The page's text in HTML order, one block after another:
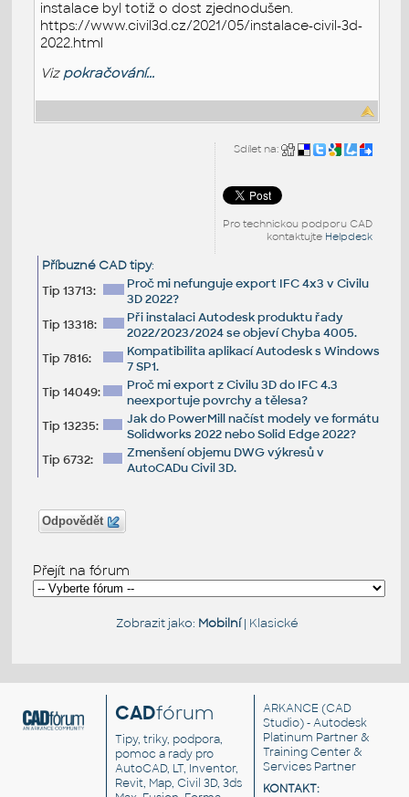
instalace byl totiž o dost zjednodušen.
https://www.civil3d.cz/2021/05/instalace-civil-3d-
2022.html
Viz pokračování...
Sdílet na:
Pro technickou podporu CAD
kontaktujte Helpdesk
Příbuzné CAD tipy:
Tip 13713:
Proč mi nefunguje export IFC 4x3 v Civilu
3D 2022?
Tip 13318:
Při instalaci Autodesk produktu řady
2022/2023/2024 se objeví Chyba 4005.
Tip 7816:
Kompatibilita aplikací Autodesk s Windows
7 SP1.
Tip 14049:
Proč mi export z Civilu 3D do IFC 4.3
neexportuje povrchy a tělesa?
Tip 13235:
Jak do PowerMill načíst modely ve formátu
Solidworks 2022 nebo Solid Edge 2022?
Tip 6732:
Zmenšení objemu DWG výkresů v
AutoCADu Civil 3D.
Odpovědět
Přejít na fórum
Zobrazit jako: Mobilní| Klasické
CADfórum
Tipy, triky, podpora,
pomoc a rady pro
AutoCAD, LT, Inventor,
Revit, Map, Civil 3D, 3ds
ARKANCE (CAD
Studio) - Autodesk
Platinum Partner &
Training Center &
Services Partner
KONTAKT: